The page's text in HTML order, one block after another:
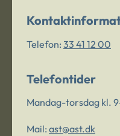
Telefon: 33 41 12 00
Telefontider
Mandag-torsdag kl.
Mail: ast@ast.dk